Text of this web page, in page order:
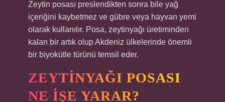
Zeytin posası preslendikten sonra bile yağ
içeriğini kaybetmez ve gübre veya hayvan yemi
olarak kullanılır. Posa, zeytinyağı üretiminden
kalan bir artık olup Akdeniz ülkelerinde önemli
bir biyokütle türünü temsil eder.
ZEYTINYAĞI POSASI
NE IŞE YARAR?